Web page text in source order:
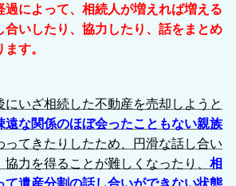
過によって、相続人が増えれば増える
合いしたり、協力したり、話をまとめ
す。
にいざ相続した不動産を売却しようと
遠な関係のほぼ会ったこともない親族
てきたりしたため、
円滑な話し合い
力を得ることが難しくなったり、 相
て遺産分割の話し合いができない状態